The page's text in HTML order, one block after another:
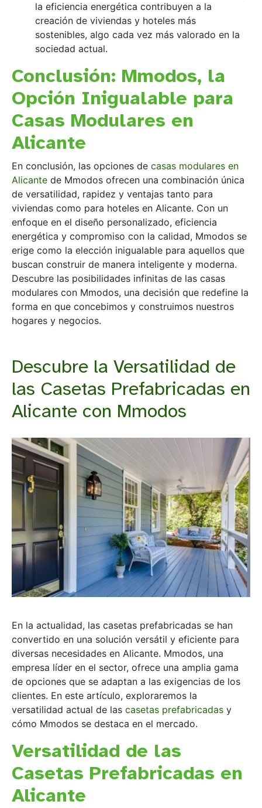
la eficiencia energética contribuyen a la
creación de viviendas y hoteles más
sostenibles, algo cada vez más valorado en la
sociedad actual.
Conclusión: Mmodos, la
Opción Inigualable para
Casas Modulares en
Alicante
En conclusión, las opciones de casas modulares en
Alicante de Mmodos ofrecen una combinación única
de versatilidad, rapidez y ventajas tanto para
viviendas como para hoteles en Alicante. Con un
enfoque en el diseño personalizado, eficiencia
energética y compromiso con la calidad, Mmodos se
erige como la elección inigualable para aquellos que
buscan construir de manera inteligente y moderna.
Descubre las posibilidades infinitas de las casas
modulares con Mmodos, una decisión que redefine la
forma en que concebimos y construimos nuestros
hogares y negocios.
Descubre la Versatilidad de
las Casetas Prefabricadas en
Alicante con Mmodos
En la actualidad, las casetas prefabricadas se han
convertido en una solución versátil y eficiente para
diversas necesidades en Alicante. Mmodos, una
empresa líder en el sector, ofrece una amplia gama
de opciones que se adaptan a las exigencias de los
clientes. En este artículo, exploraremos la
versatilidad actual de las casetas prefabricadas y
cómo Mmodos se destaca en el mercado.
Versatilidad de las
Casetas Prefabricadas en
Alicante